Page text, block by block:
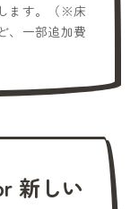
ます。（※床
、一部追加費
新しい